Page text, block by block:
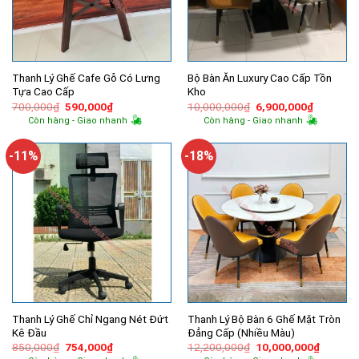
Thanh Lý Ghế Cafe Gỗ Có Lưng
Tựa Cao Cấp
700,000₫ Giá
gốc
là:
590,000₫Giá
hiện
tại
590,000₫.
Còn hàng - Giao nhanh
Bộ Bàn Ăn Luxury Cao Cấp Tồn
Kho
10,000,000₫ Giá
gốc
là:
6,900,000₫Giá
hiện
tại
Còn hàng - Giao nhanh
-11%
Thanh Lý Ghế Chỉ Ngang Nét Đứt
Kê Đầu
850,000₫ Giá
754,000₫Giá
-18%
Thanh Lý Bộ Bàn 6 Ghế Mặt Tròn
Đẳng Cấp (Nhiều Màu)
12,200,000₫ Giá
10,000,000₫Giá